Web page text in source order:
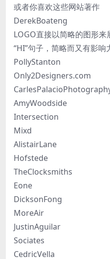
或者你喜欢这些网站著作
DerekBoateng
LOGO直接以简略的图形来
“HI”句子，简略而又有影响
PollyStanton
Only2Designers.com
AmyWoodside
Intersection
Mixd
AlistairLane
Hofstede
TheClocksmiths
Eone
DicksonFong
MoreAir
JustinAguilar
Sociates
CedricVella